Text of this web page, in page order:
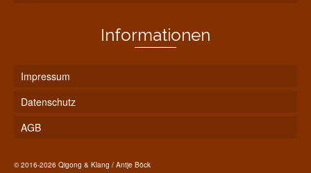
Informationen
Impressum
Datenschutz
AGB
© 2016-2026 Qigong & Klang / Antje Böck